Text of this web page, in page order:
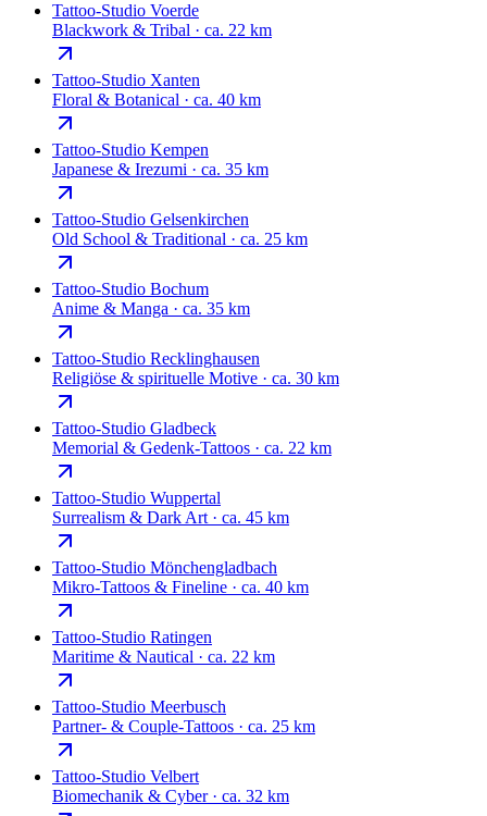
Tattoo-Studio Voerde
Blackwork & Tribal · ca. 22 km
Tattoo-Studio Xanten
Floral & Botanical · ca. 40 km
Tattoo-Studio Kempen
Japanese & Irezumi · ca. 35 km
Tattoo-Studio Gelsenkirchen
Old School & Traditional · ca. 25 km
Tattoo-Studio Bochum
Anime & Manga · ca. 35 km
Tattoo-Studio Recklinghausen
Religiöse & spirituelle Motive · ca. 30 km
Tattoo-Studio Gladbeck
Memorial & Gedenk-Tattoos · ca. 22 km
Tattoo-Studio Wuppertal
Surrealism & Dark Art · ca. 45 km
Tattoo-Studio Mönchengladbach
Mikro-Tattoos & Fineline · ca. 40 km
Tattoo-Studio Ratingen
Maritime & Nautical · ca. 22 km
Tattoo-Studio Meerbusch
Partner- & Couple-Tattoos · ca. 25 km
Tattoo-Studio Velbert
Biomechanik & Cyber· ca. 32 km